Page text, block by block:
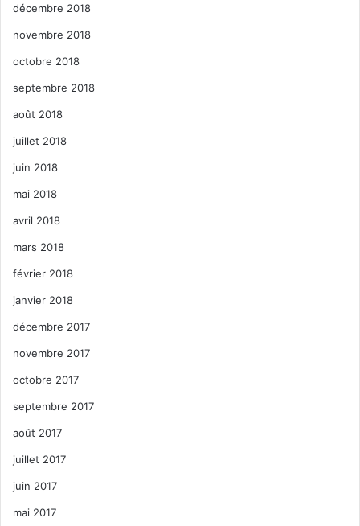
décembre 2018
novembre 2018
octobre 2018
septembre 2018
août 2018
juillet 2018
juin 2018
mai 2018
avril 2018
mars 2018
février 2018
janvier 2018
décembre 2017
novembre 2017
octobre 2017
septembre 2017
août 2017
juillet 2017
juin 2017
mai 2017